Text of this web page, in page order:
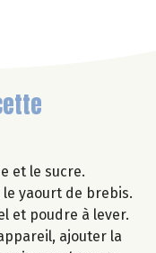
et le sucre.
yaourt de brebis.
et poudre à lever.
ajouter la